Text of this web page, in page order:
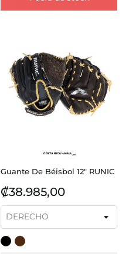
Guante De Béisbol 12" RUNIC
Precio
₡38.985,00
NEGRO
CAFE